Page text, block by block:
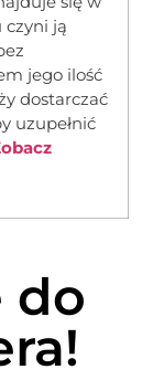
czyni ją
jego ilość
dostarczać
uzupełnić
do